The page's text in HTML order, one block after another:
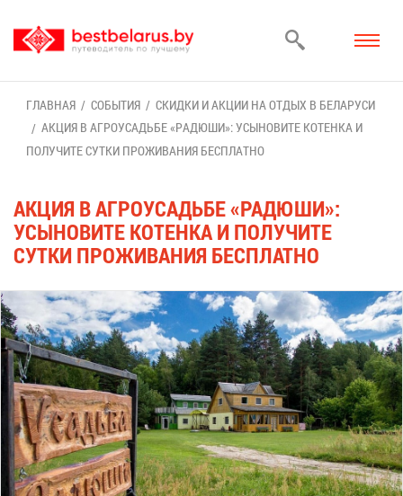
ГЛАВ­НАЯ СО­БЫ­ТИЯ
СКИД­КИ И АК­ЦИИ НА ОТ­ДЫХ В БЕ­ЛА­РУ­СИ
АК­ЦИЯ В АГ­РО­УСАДЬ­БЕ «РА­ДЮ­ШИ»: УСЫ­НО­ВИ­ТЕ КО­ТЕН­КА И
ПО­ЛУ­ЧИ­ТЕ СУТ­КИ ПРО­ЖИ­ВА­НИЯ БЕС­ПЛАТ­НО
АК­ЦИЯ В АГ­РО­УСАДЬ­БЕ «РА­ДЮ­ШИ»:
УСЫ­НО­ВИ­ТЕ КО­ТЕН­КА И ПО­ЛУ­ЧИ­ТЕ
СУТ­КИ ПРО­ЖИ­ВА­НИЯ БЕС­ПЛАТ­НО